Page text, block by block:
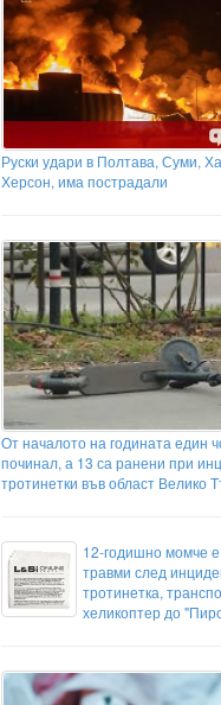
Руски удари в Полтава, Суми,
Херсон, има пострадали
От началото на годината един
починал, а 13 са ранени при
тротинетки във област Велико
12-годишно момче е
травми след
тротинетка,
хеликоптер до